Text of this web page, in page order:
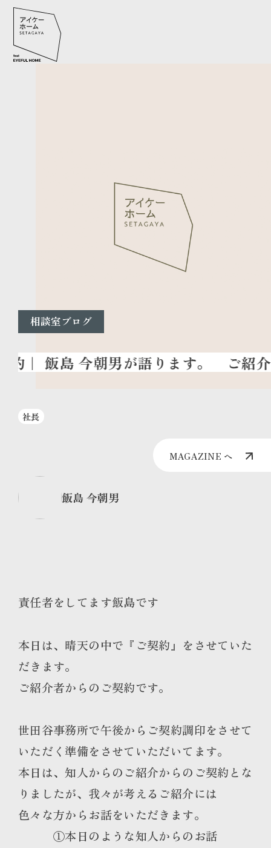
相談室ブログ
ご紹
社長
MAGAZINE へ
飯島 今朝男
責任者をしてます飯島です
本日は、晴天の中で『ご契約』をさせていた
だきます。
ご紹介者からのご契約です。
世田谷事務所で午後からご契約調印をさせて
いただく準備をさせていただいてます。
本日は、知人からのご紹介からのご契約とな
りましたが、我々が考えるご紹介には
色々な方からお話をいただきます。
①本日のような知人からのお話